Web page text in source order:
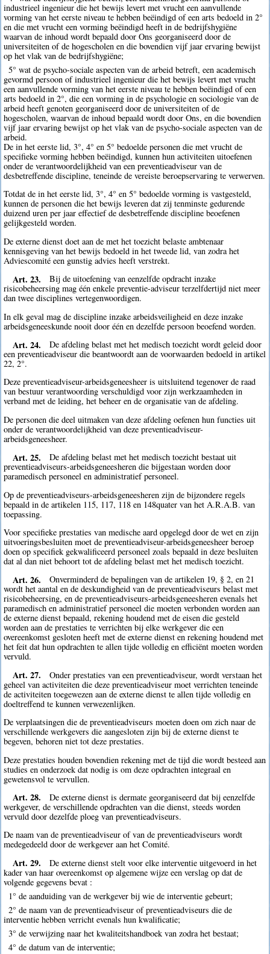
industrieel ingenieur die het bewijs levert met vrucht een aanvullende
vorming van het eerste niveau te hebben beëindigd of een arts bedoeld in 2°
en die met vrucht een vorming beëindigd heeft in de bedrijfshygiëne
waarvan de inhoud wordt bepaald door Ons georganiseerd door de
universiteiten of de hogescholen en die bovendien vijf jaar ervaring bewijst
op het vlak van de bedrijfshygiëne;
5° wat de psycho-sociale aspecten van de arbeid betreft, een academisch
gevormd persoon of industrieel ingenieur die het bewijs levert met vrucht
een aanvullende vorming van het eerste niveau te hebben beëindigd of een
arts bedoeld in 2°, die een vorming in de psychologie en sociologie van de
arbeid heeft genoten georganiseerd door de universiteiten of de
hogescholen, waarvan de inhoud bepaald wordt door Ons, en die bovendien
vijf jaar ervaring bewijst op het vlak van de psycho-sociale aspecten van de
arbeid.
De in het eerste lid, 3°, 4° en 5° bedoelde personen die met vrucht de
specifieke vorming hebben beëindigd, kunnen hun activiteiten uitoefenen
onder de verantwoordelijkheid van een preventieadviseur van de
desbetreffende discipline, teneinde de vereiste beroepservaring te verwerven.
Totdat de in het eerste lid, 3°, 4° en 5° bedoelde vorming is vastgesteld,
kunnen de personen die het bewijs leveren dat zij tenminste gedurende
duizend uren per jaar effectief de desbetreffende discipline beoefenen
gelijkgesteld worden.
De externe dienst doet aan de met het toezicht belaste ambtenaar
kennisgeving van het bewijs bedoeld in het tweede lid, van zodra het
Adviescomité een gunstig advies heeft verstrekt.
Art. 23.
Bij de uitoefening van eenzelfde opdracht inzake
risicobeheersing mag één enkele preventie-adviseur terzelfdertijd niet meer
dan twee disciplines vertegenwoordigen.
In elk geval mag de discipline inzake arbeidsveiligheid en deze inzake
arbeidsgeneeskunde nooit door één en dezelfde persoon beoefend worden.
Art. 24.
De afdeling belast met het medisch toezicht wordt geleid door
een preventieadviseur die beantwoordt aan de voorwaarden bedoeld in artikel
22, 2°.
Deze preventieadviseur-arbeidsgeneesheer is uitsluitend tegenover de raad
van bestuur verantwoording verschuldigd voor zijn werkzaamheden in
verband met de leiding, het beheer en de organisatie van de afdeling.
De personen die deel uitmaken van deze afdeling oefenen hun functies uit
onder de verantwoordelijkheid van deze preventieadviseur-
arbeidsgeneesheer.
Art. 25.
De afdeling belast met het medisch toezicht bestaat uit
preventieadviseurs-arbeidsgeneesheren die bijgestaan worden door
paramedisch personeel en administratief personeel.
Op de preventieadviseurs-arbeidsgeneesheren zijn de bijzondere regels
bepaald in de artikelen 115, 117, 118 en 148quater van het A.R.A.B. van
toepassing.
Voor specifieke prestaties van medische aard opgelegd door de wet en zijn
uitvoeringsbesluiten moet de preventieadviseur-arbeidsgeneesheer beroep
doen op specifiek gekwalificeerd personeel zoals bepaald in deze besluiten
dat al dan niet behoort tot de afdeling belast met het medisch toezicht.
Art. 26.
Onverminderd de bepalingen van de artikelen 19, § 2, en 21
wordt het aantal en de deskundigheid van de preventieadviseurs belast met
risicobeheersing, en de preventieadviseurs-arbeidsgeneesheren evenals het
paramedisch en administratief personeel die moeten verbonden worden aan
de externe dienst bepaald, rekening houdend met de eisen die gesteld
worden aan de prestaties te verrichten bij elke werkgever die een
overeenkomst gesloten heeft met de externe dienst en rekening houdend met
het feit dat hun opdrachten te allen tijde volledig en efficiënt moeten worden
vervuld.
Art. 27.
Onder prestaties van een preventieadviseur, wordt verstaan het
geheel van activiteiten die deze preventieadviseur moet verrichten teneinde
de activiteiten toegewezen aan de externe dienst te allen tijde volledig en
doeltreffend te kunnen verwezenlijken.
De verplaatsingen die de preventieadviseurs moeten doen om zich naar de
verschillende werkgevers die aangesloten zijn bij de externe dienst te
begeven, behoren niet tot deze prestaties.
Deze prestaties houden bovendien rekening met de tijd die wordt besteed aan
studies en onderzoek dat nodig is om deze opdrachten integraal en
gewetensvol te vervullen.
Art. 28.
De externe dienst is dermate georganiseerd dat bij eenzelfde
werkgever, de verschillende opdrachten van die dienst, steeds worden
vervuld door dezelfde ploeg van preventieadviseurs.
De naam van de preventieadviseur of van de preventieadviseurs wordt
medegedeeld door de werkgever aan het Comité.
Art. 29.
De externe dienst stelt voor elke interventie uitgevoerd in het
kader van haar overeenkomst op algemene wijze een verslag op dat de
volgende gegevens bevat :
1° de aanduiding van de werkgever bij wie de interventie gebeurt;
2° de naam van de preventieadviseur of preventieadviseurs die de
interventie hebben verricht evenals hun kwalificatie;
3° de verwijzing naar het kwaliteitshandboek van zodra het bestaat;
4° de datum van de interventie;